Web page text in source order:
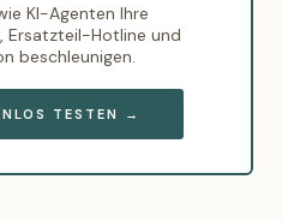
KI-Agenten Ihre
Ersatzteil-Hotline und
beschleunigen.
TESTEN →